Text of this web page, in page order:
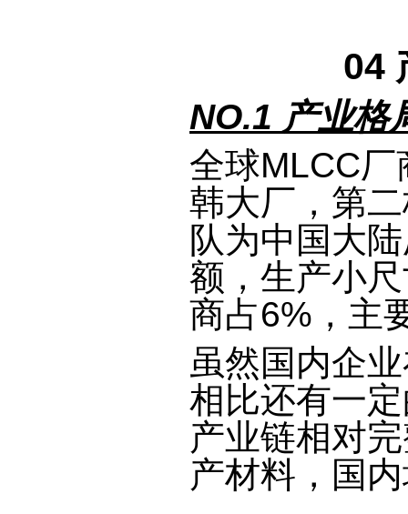
04
NO.1 产业
全球MLCC
韩大厂，第
队为中国大
额，生产小
商占6%，主
虽然国内企
相比还有一
产业链相对
产材料，国